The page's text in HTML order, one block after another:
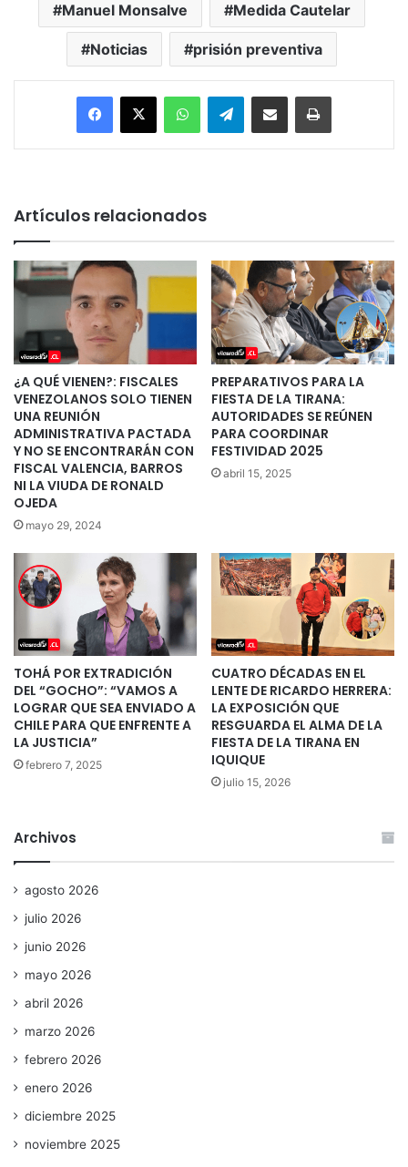
Manuel Monsalve Medida Cautelar
Noticias prisión preventiva
Facebook
X WhatsAppTelegramEnviar vía email Imprimir
Artículos relacionados
¿A QUÉ VIENEN?: FISCALES
VENEZOLANOS SOLO TIENEN
UNA REUNIÓN
ADMINISTRATIVA PACTADA
Y NO SE ENCONTRARÁN CON
FISCAL VALENCIA, BARROS
NI LA VIUDA DE RONALD
OJEDA
mayo 29, 2024
PREPARATIVOS PARA LA
FIESTA DE LA TIRANA:
AUTORIDADES SE REÚNEN
PARA COORDINAR
FESTIVIDAD 2025
abril 15, 2025
TOHÁ POR EXTRADICIÓN
DEL “GOCHO”: “VAMOS A
LOGRAR QUE SEA ENVIADO A
CHILE PARA QUE ENFRENTE A
LA JUSTICIA”
febrero 7, 2025
CUATRO DÉCADAS EN EL
LENTE DE RICARDO HERRERA:
LA EXPOSICIÓN QUE
RESGUARDA EL ALMA DE LA
FIESTA DE LA TIRANA EN
IQUIQUE
julio 15, 2026
Archivos
agosto 2026
julio 2026
junio 2026
mayo 2026
abril 2026
marzo 2026
febrero 2026
enero 2026
diciembre 2025
noviembre 2025